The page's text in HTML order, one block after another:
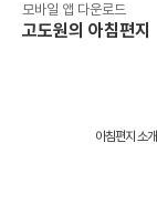
모바일 앱 다운로드
고도원의 아침편지
아침편지 소개